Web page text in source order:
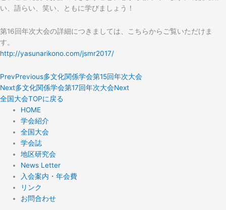
い、語らい、笑い、ともに学びましょう！
第16回年次大会の詳細につきましては、こちらからご覧いただけま
す。
http://yasunarikono.com/jsmr2017/
PrevPrevious多文化関係学会第15回年次大会
Next多文化関係学会第17回年次大会Next
全国大会TOPに戻る
HOME
学会紹介
全国大会
学会誌
地区研究会
News Letter
入会案内・年会費
リンク
お問合わせ